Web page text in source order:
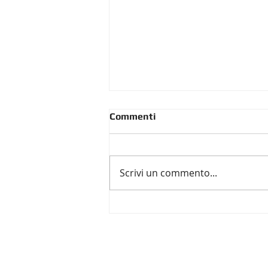
Commenti
Scrivi un commento...